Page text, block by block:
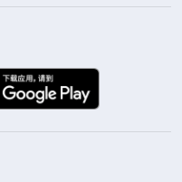
继续错下去，我得寻
好尽本分。
活着的价值是什么？
乐？（不是。）
物的本分，这是人活